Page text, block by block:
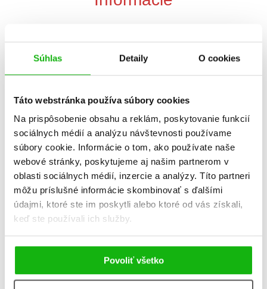
Súhlas Detaily O cookies
Táto webstránka používa súbory cookies
Na prispôsobenie obsahu a reklám, poskytovanie funkcií
sociálnych médií a analýzu návštevnosti používame
súbory cookie. Informácie o tom, ako používate naše
webové stránky, poskytujeme aj našim partnerom v
oblasti sociálnych médií, inzercie a analýzy. Títo partneri
môžu príslušné informácie skombinovať s ďalšími
údajmi, ktoré ste im poskytli alebo ktoré od vás získali,
keď ste používali ich služby.
Povoliť všetko
Žáner
ilustrované knihy
povesti, mýty, báje
Dátum vydania 1.5.2024
Formát 215x275 mm
Hmotnosť 0,64 kg
Jazyk slovenčina
Ilustrátor Tony Wolf
Silvia Barčák